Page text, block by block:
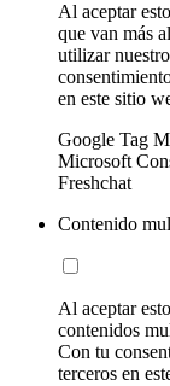
Al aceptar
que van más
utilizar
en este sitio
Google Tag
Microsoft
Freshchat
Contenido
Al aceptar
contenidos
Con tu
terceros en